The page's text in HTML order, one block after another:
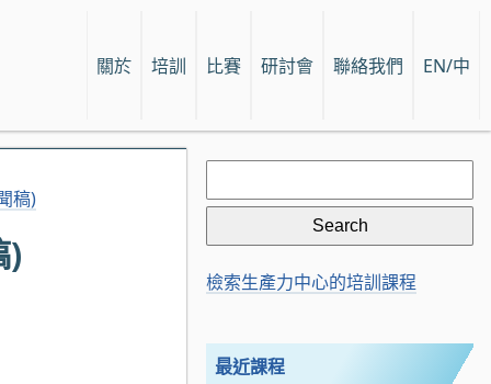
關於 培訓 比賽 研討會 聯絡我們 EN/中
稿)
)
Search
for:
檢索生產力中心的培訓課程
最近課程